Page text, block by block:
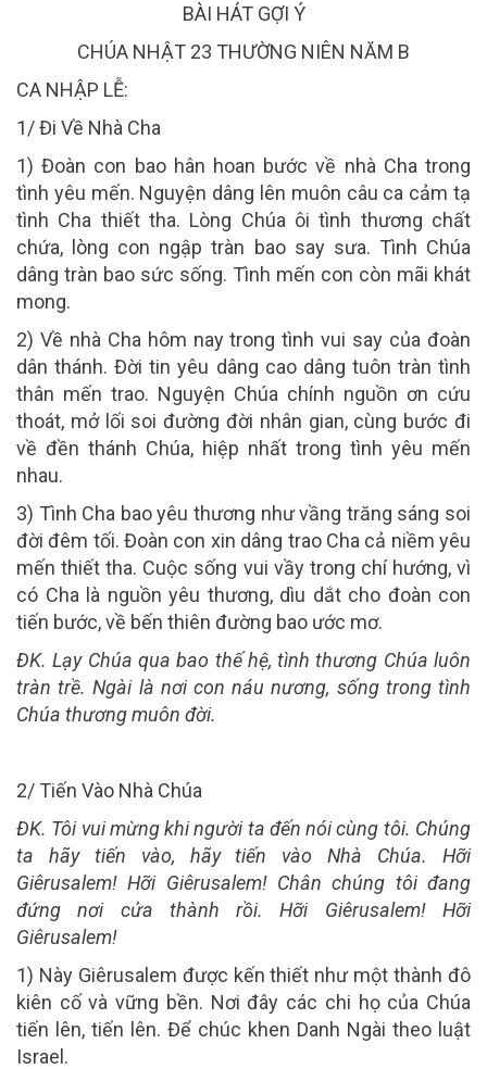
BÀI HÁT GỢI Ý
CHÚA NHẬT 23 THƯỜNG NIÊN NĂM B
CA NHẬP LỄ:
1/ Đi Về Nhà Cha
1) Đoàn con bao hân hoan bước về nhà Cha trong
tình yêu mến. Nguyện dâng lên muôn câu ca cảm tạ
tình Cha thiết tha. Lòng Chúa ôi tình thương chất
chứa, lòng con ngập tràn bao say sưa. Tình Chúa
dâng tràn bao sức sống. Tình mến con còn mãi khát
mong.
2) Về nhà Cha hôm nay trong tình vui say của đoàn
dân thánh. Đời tin yêu dâng cao dâng tuôn tràn tình
thân mến trao. Nguyện Chúa chính nguồn ơn cứu
thoát, mở lối soi đường đời nhân gian, cùng bước đi
về đền thánh Chúa, hiệp nhất trong tình yêu mến
nhau.
3) Tình Cha bao yêu thương như vầng trăng sáng soi
đời đêm tối. Đoàn con xin dâng trao Cha cả niềm yêu
mến thiết tha. Cuộc sống vui vầy trong chí hướng, vì
có Cha là nguồn yêu thương, dìu dắt cho đoàn con
tiến bước, về bến thiên đường bao ước mơ.
ĐK. Lạy Chúa qua bao thế hệ, tình thương Chúa luôn
tràn trề. Ngài là nơi con náu nương, sống trong tình
Chúa thương muôn đời.
2/ Tiến Vào Nhà Chúa
ĐK. Tôi vui mừng khi người ta đến nói cùng tôi. Chúng
ta hãy tiến vào, hãy tiến vào Nhà Chúa. Hỡi
Giêrusalem! Hỡi Giêrusalem! Chân chúng tôi đang
đứng nơi cửa thành rồi. Hỡi Giêrusalem! Hỡi
Giêrusalem!
1) Này Giêrusalem được kến thiết như một thành đô
kiên cố và vững bền. Nơi đây các chi họ của Chúa
tiến lên, tiến lên. Để chúc khen Danh Ngài theo luật
Israel.